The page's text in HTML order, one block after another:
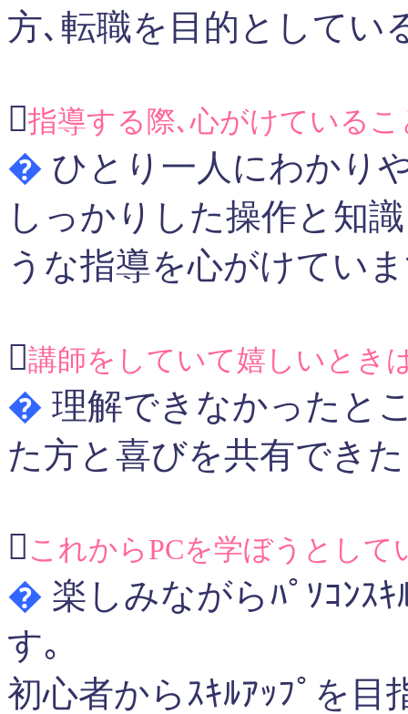
方､転職を目的としてい
指導する際､心がけている
� ひとり一人にわかり
しっかりした操作と知
うな指導を心がけてい
講師をしていて嬉しいとき
� 理解できなかったと
た方と喜びを共有でき
 これからPCを学ぼうとして
� 楽しみながらﾊﾟｿｺﾝｽ
す｡
初心者からｽｷﾙｱｯﾌﾟを目